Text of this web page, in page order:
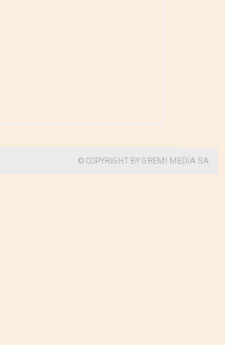
© COPYRIGHT BY GREMI MEDIA SA